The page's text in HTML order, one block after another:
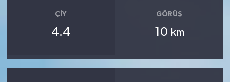
ÇIY
4.4
GÖRÜŞ
10 km